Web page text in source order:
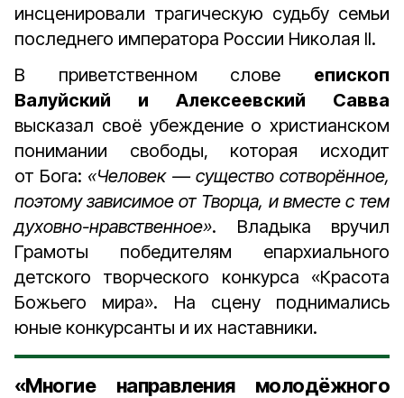
инсценировали трагическую судьбу семьи
последнего императора России Николая II.
В приветственном слове епископ
Валуйский и Алексеевский Савва
высказал своё убеждение о христианском
понимании свободы, которая исходит
от Бога: «Человек — существо сотворённое,
поэтому зависимое от Творца, и вместе с тем
духовно-нравственное». Владыка вручил
Грамоты победителям епархиального
детского творческого конкурса «Красота
Божьего мира». На сцену поднимались
юные конкурсанты и их наставники.
«Многие направления молодёжного